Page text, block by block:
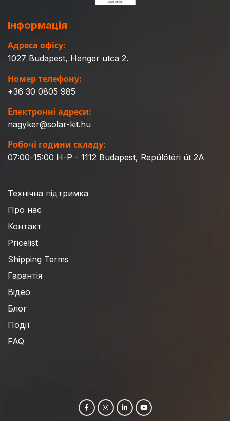
Інформація
Адреса офісу:
1027 Budapest, Henger utca 2.
Номер телефону:
+36 30 0805 985
Електронні адреси:
nagyker@solar-kit.hu
Робочі години складу:
07:00-15:00 H-P - 1112 Budapest, Repülőtéri út 2A
Технічна підтримка
Про нас
Контакт
Pricelist
Shipping Terms
Гарантія
Відео
Блог
Події
FAQ